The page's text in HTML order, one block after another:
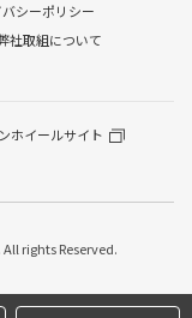
シーポリシー
社取組について
ホイールサイト
rights Reserved.
イル交換/その他
ーク契約会員の